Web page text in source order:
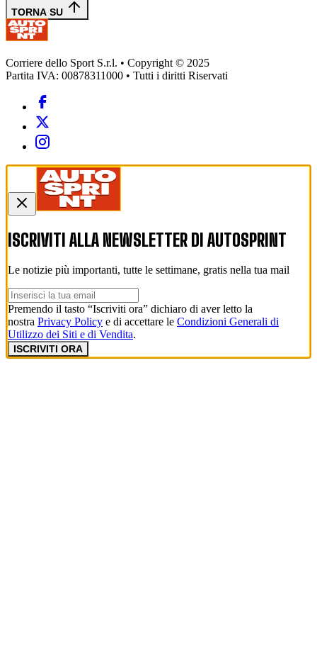
TORNA SU
Corriere dello Sport S.r.l. • Copyright © 2025
Partita IVA: 00878311000 • Tutti i diritti Riservati
ISCRIVITI ALLA NEWSLETTER DI AUTOSPRINT
Le notizie più importanti, tutte le settimane, gratis nella tua mail
Premendo il tasto “Iscriviti ora” dichiaro di aver letto la
nostra Privacy Policy e di accettare le Condizioni Generali di
Utilizzo dei Siti e di Vendita.
ISCRIVITI ORA